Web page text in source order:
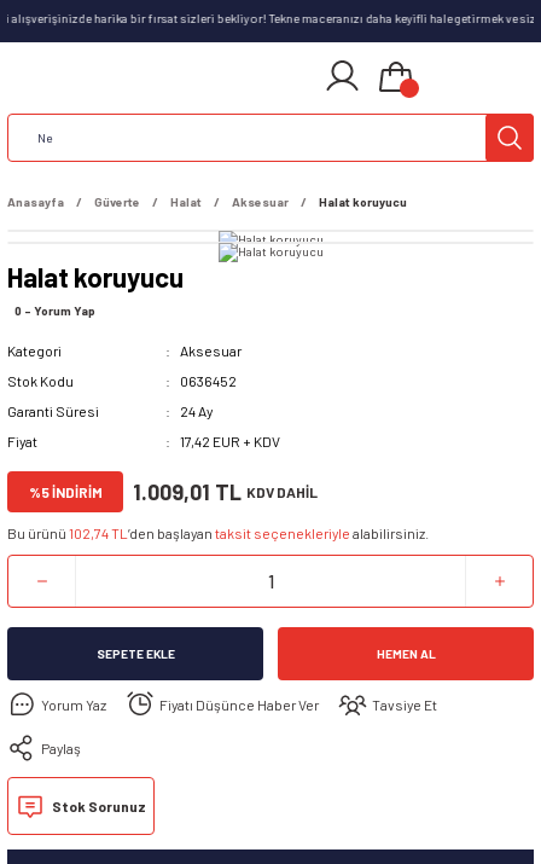
harika bir fırsat sizleri bekliyor! Tekne maceranızı daha keyifli hale getirmek
Anasayfa Güverte Halat Aksesuar Halat koruyucu
Halat koruyucu
0 - Yorum Yap
Kategori
Aksesuar
Stok Kodu
0636452
Garanti Süresi
24 Ay
Fiyat
17,42 EUR + KDV
%5 İNDİRİM 1.009,01 TL KDV DAHİL
Bu ürünü 102,74 TL ’den başlayan taksit seçenekleriyle alabilirsiniz.
SEPETE EKLE HEMEN AL
Yorum Yaz Fiyatı Düşünce Haber Ver Tavsiye Et
Paylaş
Stok Sorunuz